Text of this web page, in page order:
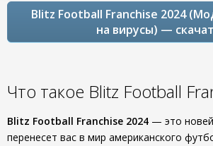
Blitz Football Franchise 2024
на вирусы) —
Что такое Blitz Football
Blitz Football Franchise 2024 — это
перенесет вас в мир американского